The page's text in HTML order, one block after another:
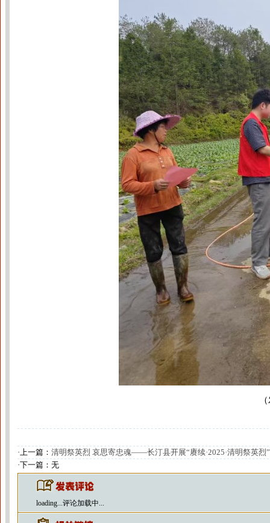
·上一篇： 清明祭英烈 哀思寄忠魂——长汀县开展“赓续·2025·清明祭英烈
·下一篇：无
loading...评论加载中...